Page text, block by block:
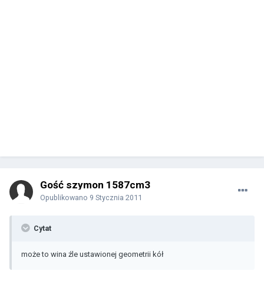
Gość szymon 1587cm3
Opublikowano 9 Stycznia 2011
Cytat
może to wina źle ustawionej geometrii kół